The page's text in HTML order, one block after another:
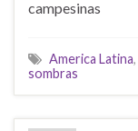
campesinas
America Latina,
sombras